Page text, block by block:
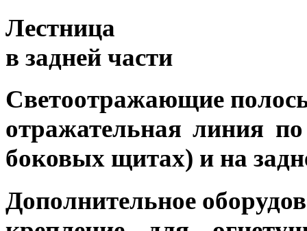
Лестница
в задней части
Светоотражающие
отражательная линия
боковых щитах) и на
Дополнительное